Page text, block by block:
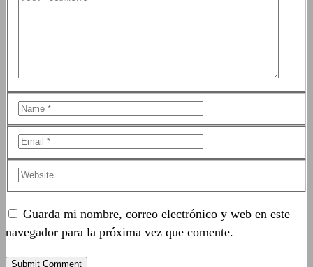
Guarda mi nombre, correo electrónico y web en este
navegador para la próxima vez que comente.